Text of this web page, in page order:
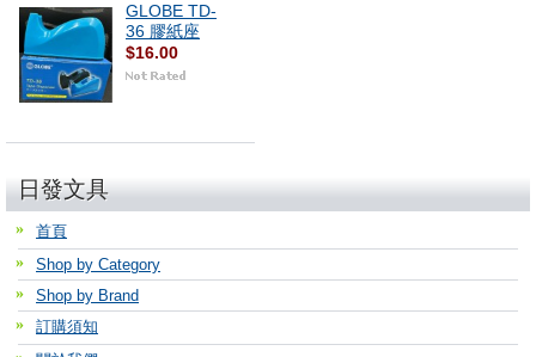
GLOBE TD-
36 膠紙座
$16.00
日發文具
首頁
Shop by Category
Shop by Brand
訂購須知